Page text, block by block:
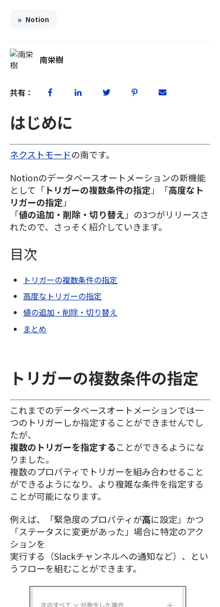
» Notion
南栄樹
共有：
はじめに
ネクストモードの南です。
Notionのデータベースオートメーションの新機能
として「トリガーの複数条件の指定」「高度なト
リガーの指定」
「値の追加・削除・切り替え」の3つがリリースさ
れたので、さっそく紹介していきます。
目次
トリガーの複数条件の指定
高度なトリガーの指定
値の追加・削除・切り替え
まとめ
トリガーの複数条件の指定
これまでのデータベースオートメーションでは一
つのトリガーしか指定することができませんでし
たが、
複数のトリガーを指定することができるようにな
りました。
複数のプロパティでトリガーを組み合わせること
ができるようになり、より複雑な条件を指定する
ことが可能になります。
例えば、「緊急度のプロパティが高に設定」かつ
「ステータスに変更があった」場合に特定のアク
ションを
実行する（Slackチャンネルへの通知など）、とい
うフローを組むことができます。